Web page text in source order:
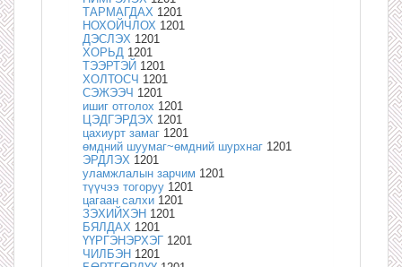
ТАРМАГДАХ 1201
НОХОЙЧЛОХ 1201
ДЭСЛЭХ 1201
ХОРЬД 1201
ТЭЭРТЭЙ 1201
ХОЛТОСЧ 1201
СЭЖЭЭЧ 1201
ишиг отголох 1201
ЦЭДГЭРДЭХ 1201
цахиурт замаг 1201
өмдний шуумаг~өмдний шурхнаг 1201
ЭРДЛЭХ 1201
уламжлалын зарчим 1201
түүчээ тогоруу 1201
цагаан салхи 1201
ЗЭХИЙХЭН 1201
БЯЛДАХ 1201
ҮҮРГЭНЭРХЭГ 1201
ЧИЛБЭН 1201